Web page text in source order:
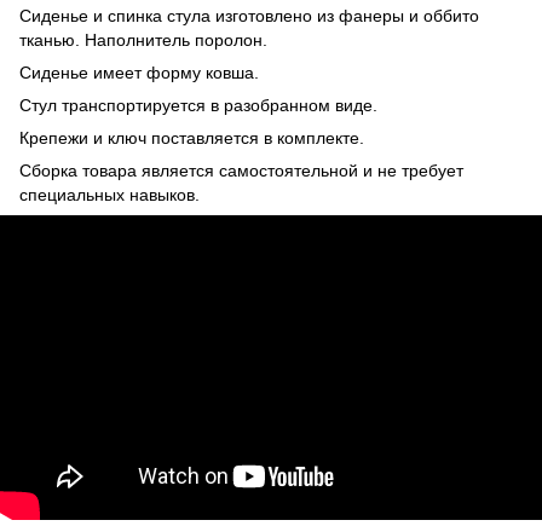
Сиденье и спинка стула изготовлено из фанеры и оббито
тканью. Наполнитель поролон.
Сиденье имеет форму ковша.
Стул транспортируется в разобранном виде.
Крепежи и ключ поставляется в комплекте.
Сборка товара является самостоятельной и не требует
специальных навыков.